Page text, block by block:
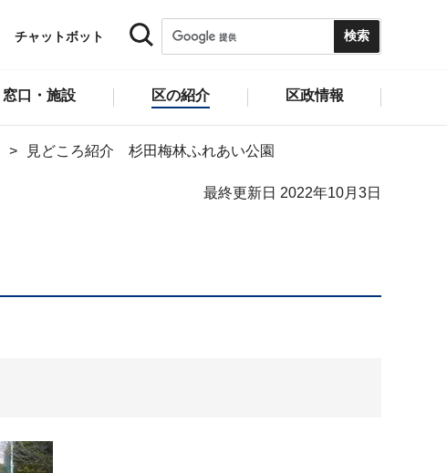
チャットボット
窓口・施設 区の紹介 区政情報
見どころ紹介 杉田梅林ふれあい公園
最終更新日 2022年10月3日